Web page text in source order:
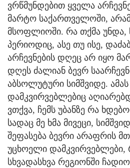
ვრწმუნდებით ყველა
მარტო საქართველოში,
მსოფლიოში. რა თქმა უნდა,
პერიოდიც, ასე თუ ისე,
არჩევნების დღეც არ იყო
დღეს ძალიან ბევრ
აბსოლუტური სიმშვიდე.
დამკვირვებლებიც
ვთქვა, ჩემს უბანზე რა
სადაც მე ხმა მივეცი,
შეფასება ბევრი არაფრის
უცხოელი
სხვადასხვა რეგიონში